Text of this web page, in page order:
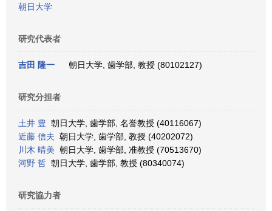
朝日大学
研究代表者
吉田 隆一 朝日大学, 歯学部, 教授 (80102127)
研究分担者
土井 豊 朝日大学, 歯学部, 名誉教授 (40116067)
近藤 信夫 朝日大学, 歯学部, 教授 (40202072)
川木 晴美 朝日大学, 歯学部, 准教授 (70513670)
河野 哲 朝日大学, 歯学部, 教授 (80340074)
研究協力者